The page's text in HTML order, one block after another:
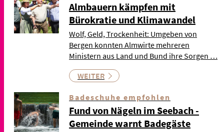
Almbauern kämpfen mit
Bürokratie und Klimawandel
Wolf, Geld, Trockenheit: Umgeben von
Bergen konnten Almwirte mehreren
Ministern aus Land und Bund ihre Sorgen …
WEITER
Badeschuhe empfohlen
Fund von Nägeln im Seebach -
Gemeinde warnt Badegäste